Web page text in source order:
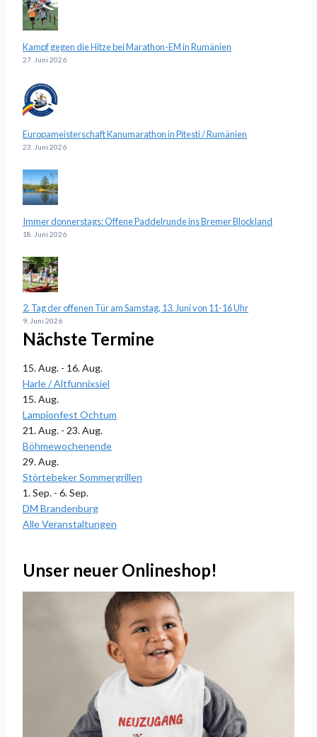
Kampf gegen die Hitze bei Marathon-EM in Rumänien
27. Juni 2026
Europameisterschaft Kanumarathon in Pitesti / Rumänien
23. Juni 2026
Immer donnerstags: Offene Paddelrunde ins Bremer Blockland
18. Juni 2026
2. Tag der offenen Tür am Samstag, 13. Juni von 11-16 Uhr
9. Juni 2026
Nächste Termine
15. Aug. - 16. Aug.
Harle / Altfunnixsiel
15. Aug.
Lampionfest Ochtum
21. Aug. - 23. Aug.
Böhmewochenende
29. Aug.
Störtebeker Sommergrillen
1. Sep. - 6. Sep.
DM Brandenburg
Alle Veranstaltungen
Unser neuer Onlineshop!